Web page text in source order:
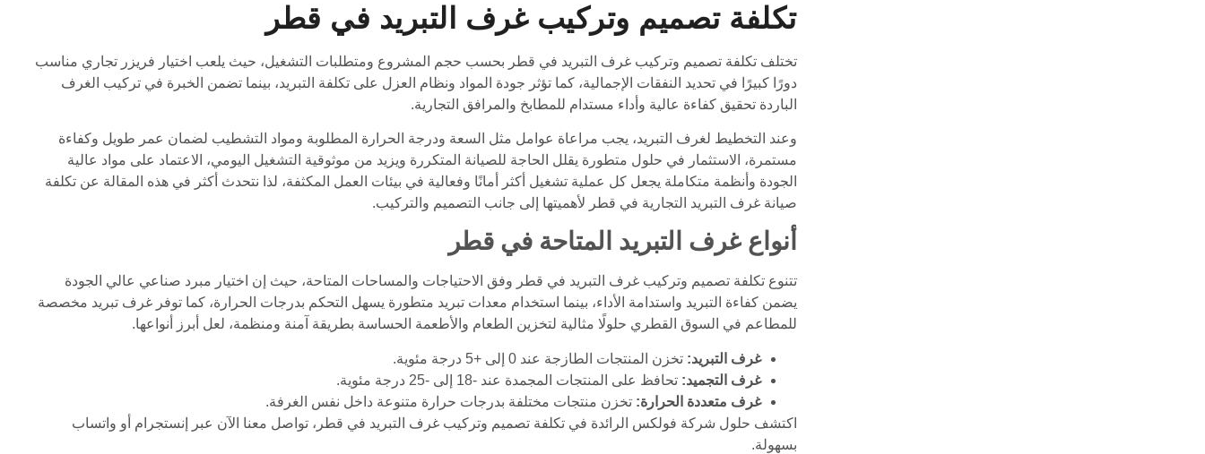
تكلفة تصميم وتركيب غرف التبريد في قطر
تختلف تكلفة تصميم وتركيب غرف التبريد في قطر بحسب حجم المشروع ومتطلبات التشغيل، حيث يلعب اختيار فريزر تجاري مناسب
دورًا كبيرًا في تحديد النفقات الإجمالية، كما تؤثر جودة المواد ونظام العزل على تكلفة التبريد، بينما تضمن الخبرة في تركيب الغرف
الباردة تحقيق كفاءة عالية وأداء مستدام للمطابخ والمرافق التجارية.
وعند التخطيط لغرف التبريد، يجب مراعاة عوامل مثل السعة ودرجة الحرارة المطلوبة ومواد التشطيب لضمان عمر طويل وكفاءة
مستمرة، الاستثمار في حلول متطورة يقلل الحاجة للصيانة المتكررة ويزيد من موثوقية التشغيل اليومي، الاعتماد على مواد عالية
الجودة وأنظمة متكاملة يجعل كل عملية تشغيل أكثر أمانًا وفعالية في بيئات العمل المكثفة، لذا نتحدث أكثر في هذه المقالة عن تكلفة
صيانة غرف التبريد التجارية في قطر لأهميتها إلى جانب التصميم والتركيب.
أنواع غرف التبريد المتاحة في قطر
تتنوع تكلفة تصميم وتركيب غرف التبريد في قطر وفق الاحتياجات والمساحات المتاحة، حيث إن اختيار مبرد صناعي عالي الجودة
يضمن كفاءة التبريد واستدامة الأداء، بينما استخدام معدات تبريد متطورة يسهل التحكم بدرجات الحرارة، كما توفر غرف تبريد مخصصة
للمطاعم في السوق القطري حلولًا مثالية لتخزين الطعام والأطعمة الحساسة بطريقة آمنة ومنظمة، لعل أبرز أنواعها.
غرف التبريد: تخزن المنتجات الطازجة عند 0 إلى +5 درجة مئوية.
غرف التجميد:تحافظ على المنتجات المجمدة عند -18 إلى -25 درجة مئوية.
غرف متعددة الحرارة: تخزن منتجات مختلفة بدرجات حرارة متنوعة داخل نفس الغرفة.
اكتشف حلول شركة فولكس الرائدة في تكلفة تصميم وتركيب غرف التبريد في قطر، تواصل معنا الآن عبر إنستجرام أو واتساب
بسهولة.